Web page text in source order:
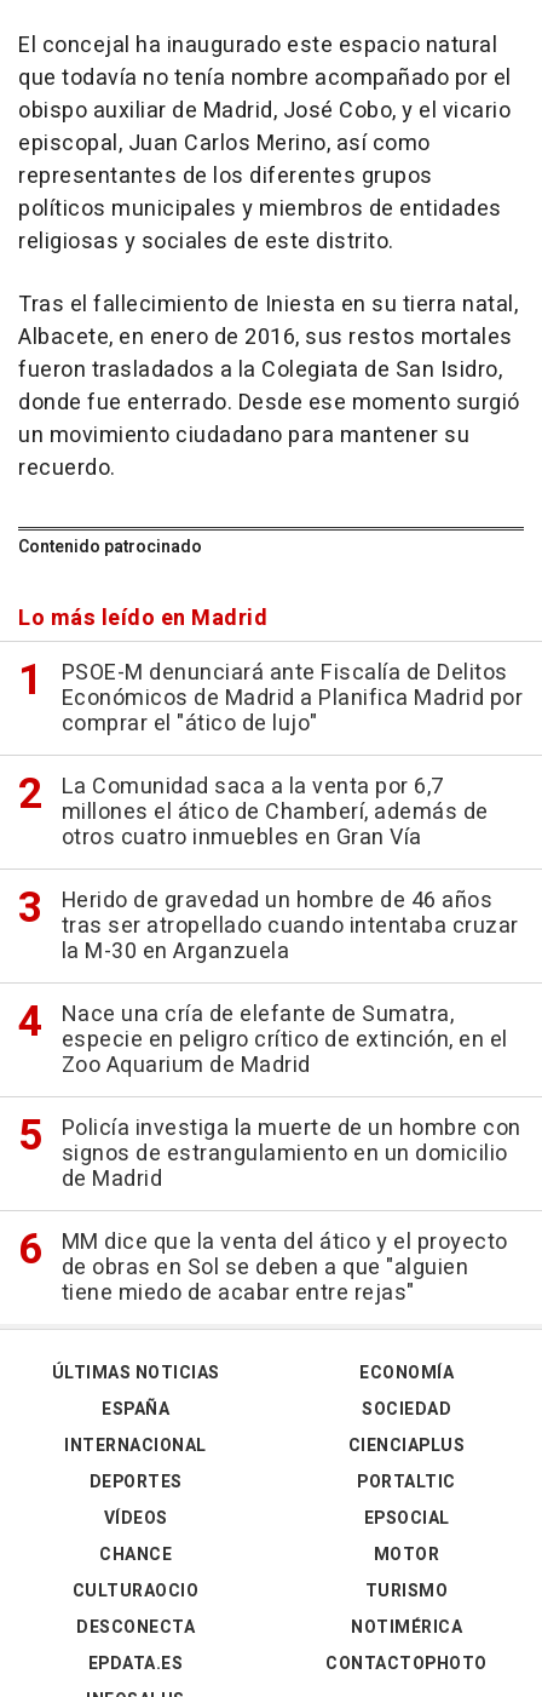
El concejal ha inaugurado este espacio natural
que todavía no tenía nombre acompañado por el
obispo auxiliar de Madrid, José Cobo, y el vicario
episcopal, Juan Carlos Merino, así como
representantes de los diferentes grupos
políticos municipales y miembros de entidades
religiosas y sociales de este distrito.
Tras el fallecimiento de Iniesta en su tierra natal,
Albacete, en enero de 2016, sus restos mortales
fueron trasladados a la Colegiata de San Isidro,
donde fue enterrado. Desde ese momento surgió
un movimiento ciudadano para mantener su
recuerdo.
Contenido patrocinado
Lo más leído en Madrid
PSOE-M denunciará ante Fiscalía de Delitos
Económicos de Madrid a Planifica Madrid por
comprar el "ático de lujo"
La Comunidad saca a la venta por 6,7
millones el ático de Chamberí, además de
otros cuatro inmuebles en Gran Vía
Herido de gravedad un hombre de 46 años
tras ser atropellado cuando intentaba cruzar
la M-30 en Arganzuela
Nace una cría de elefante de Sumatra,
especie en peligro crítico de extinción, en el
Zoo Aquarium de Madrid
Policía investiga la muerte de un hombre con
signos de estrangulamiento en un domicilio
de Madrid
MM dice que la venta del ático y el proyecto
de obras en Sol se deben a que "alguien
tiene miedo de acabar entre rejas"
ÚLTIMAS NOTICIAS
ESPAÑA
INTERNACIONAL
DEPORTES
VÍDEOS
ECONOMÍA
SOCIEDAD
CIENCIAPLUS
PORTALTIC
EPSOCIAL
CHANCE
CULTURAOCIO
DESCONECTA
EPDATA.ES
MOTOR
TURISMO
NOTIMÉRICA
CONTACTOPHOTO